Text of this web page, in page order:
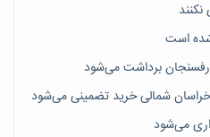
خراسان شمالی خرید تضمینی می‌شود
می‌شود